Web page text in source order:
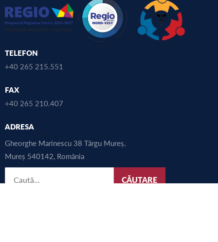
TELEFON
+40 265 215.551
FAX
+40 265 210.407
ADRESA
Gheorghe Marinescu 38 Târgu Mureș,
Mureș 540142, România
CĂUTARE